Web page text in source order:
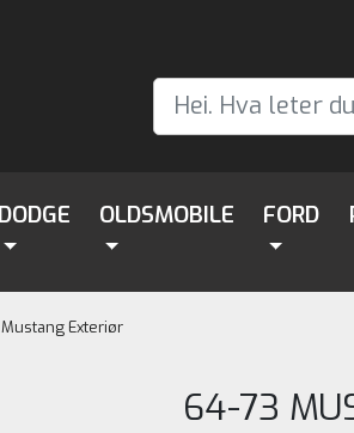
DODGE OLDSMOBILE FORD
Exteriør
64-73